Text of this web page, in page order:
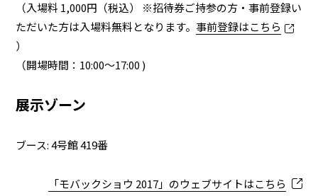
（入場料 1,000円（税込） ※招待券ご持参の方・事前登録い
ただいた方は入場料無料となります。事前登録はこちら
）
（開場時間：10:00～17:00 )
展示ゾーン
ブース: 4号館 419番
「モバックショウ 2017」のウェブサイトはこちら